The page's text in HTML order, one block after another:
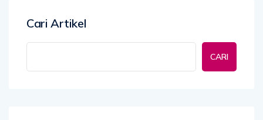
Cari Artikel
CARI